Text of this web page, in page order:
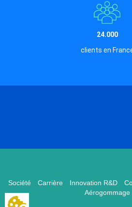
24.000
clients en
Société Carrière Innovation R&D
Aérogommage